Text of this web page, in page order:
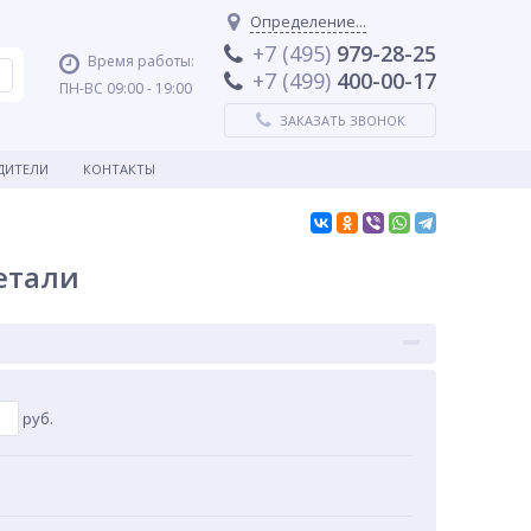
Время работы:
ПН-ВС 09:00 - 19:00
Определение...
+7 (495) 979-28-25
+7 (499) 400-00-17
ЗАКАЗАТЬ ЗВОНОК
КОНТАКТЫ
руб.